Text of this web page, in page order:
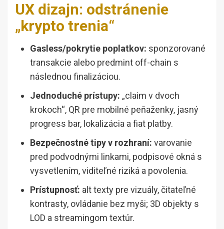
UX dizajn: odstránenie
„krypto trenia“
Gasless/pokrytie poplatkov: sponzorované
transakcie alebo predmint off-chain s
následnou finalizáciou.
Jednoduché prístupy: „claim v dvoch
krokoch“, QR pre mobilné peňaženky, jasný
progress bar, lokalizácia a fiat platby.
Bezpečnostné tipy v rozhraní: varovanie
pred podvodnými linkami, podpisové okná s
vysvetlením, viditeľné riziká a povolenia.
Prístupnosť: alt texty pre vizuály, čitateľné
kontrasty, ovládanie bez myši; 3D objekty s
LOD a streamingom textúr.